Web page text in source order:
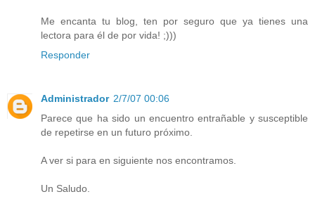
Me encanta tu blog, ten por seguro que ya tienes una
lectora para él de por vida! ;)))
Responder
Administrador 2/7/07 00:06
Parece que ha sido un encuentro entrañable y susceptible
de repetirse en un futuro próximo.
A ver si para en siguiente nos encontramos.
Un Saludo.